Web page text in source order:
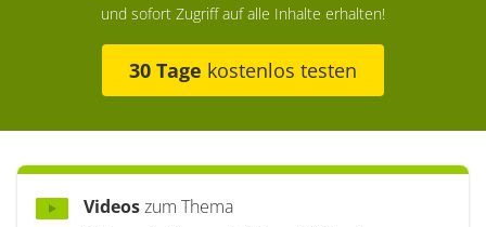
und sofort Zugriff auf alle Inhalte erhalten!
30 Tage kostenlos testen
Videoszum Thema